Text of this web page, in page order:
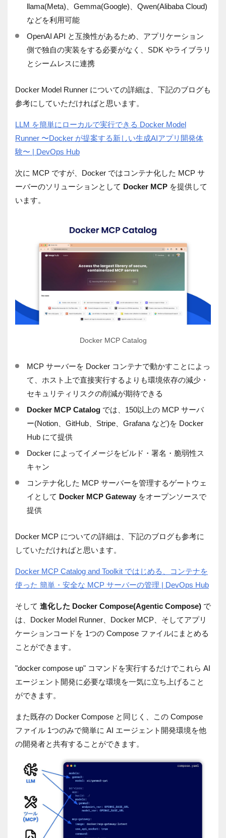
llama(Meta)、Gemma(Google)、Qwen(Alibaba Cloud)
などを利用可能
OpenAI API と互換性があるため、アプリケーション
側で独自の実装をする必要がなく、SDK やライブラリ
とシームレスに連携
Docker Model Runner についての詳細は、下記のブログも
参考にしていただければと思います。
LLM を簡単にローカルで実行できる Docker Model
Runner 〜Docker が提案する新しい生成AIアプリ開発体
験〜 | DevOps Hub
次に MCP ですが、Docker ではコンテナ化した MCP サ
ーバーのソリューションとして Docker MCP を提供して
います。
Docker MCP Catalog
MCP サーバーを Docker コンテナで動かすことによっ
て、ホスト上で直接実行するよりも環境依存の減少・
セキュリティリスクの削減が期待できる
Docker MCP Catalog では、150以上の MCP サーバ
ー(Notion、GitHub、Stripe、Grafana など)を Docker
Hub にて提供
Docker によってイメージをビルド・署名・脆弱性ス
キャン
コンテナ化した MCP サーバーを管理するゲートウェ
イとして Docker MCP Gateway をオープンソースで
提供
Docker MCP についての詳細は、下記のブログも参考に
していただければと思います。
Docker MCP Catalog and Toolkit ではじめる、コンテナを
使った 簡単・安全な MCP サーバーの管理 | DevOps Hub
そして 進化した Docker Compose(Agentic Compose) で
は、Docker Model Runner、Docker MCP、そしてアプリ
ケーションコードを 1つの Compose ファイルにまとめる
ことができます。
"docker compose up" コマンドを実行するだけでこれら AI
エージェント開発に必要な環境を一気に立ち上げること
ができます。
また既存の Docker Compose と同じく、この Compose
ファイル 1つのみで簡単に AI エージェント開発環境を他
の開発者と共有することができます。